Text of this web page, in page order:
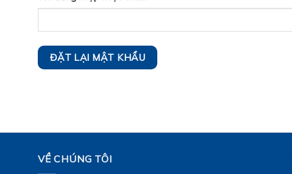
buộc
ĐẶT LẠI MẬT KHẨU
VỀ CHÚNG TÔI